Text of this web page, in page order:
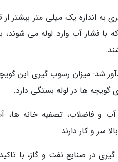
اندازه یک میلی متر بیشتر از
با فشار آب وارد لوله می
شد: میزان رسوب گیری این
گویچه ها در لوله بستگی دارد.
آب و فاضلاب، تصفیه خانه ها،
سر و کار دارند.
در صنایع نفت و گاز، با تاکید